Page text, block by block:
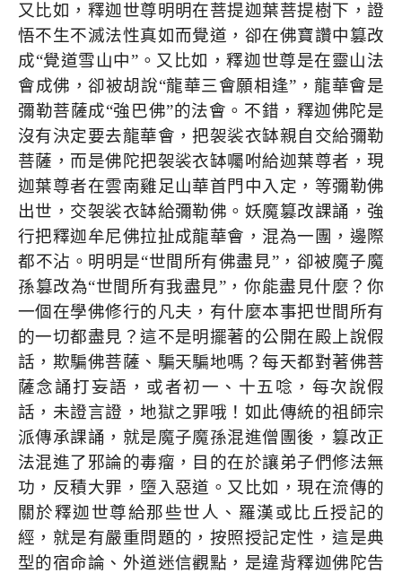
又比如，釋迦世尊明明在菩提迦葉菩提樹下，證
悟不生不滅法性真如而覺道，卻在佛寶讚中篡改
成“覺道雪山中”。又比如，釋迦世尊是在靈山法
會成佛，卻被胡說“龍華三會願相逢”，龍華會是
彌勒菩薩成“強巴佛”的法會。不錯，釋迦佛陀是
沒有決定要去龍華會，把袈裟衣缽親自交給彌勒
菩薩，而是佛陀把袈裟衣缽囑咐給迦葉尊者，現
迦葉尊者在雲南雞足山華首門中入定，等彌勒佛
出世，交袈裟衣缽給彌勒佛。妖魔篡改課誦，強
行把釋迦牟尼佛拉扯成龍華會，混為一團，邊際
都不沾。明明是“世間所有佛盡見”，卻被魔子魔
孫篡改為“世間所有我盡見”，你能盡見什麼？你
一個在學佛修行的凡夫，有什麼本事把世間所有
的一切都盡見？這不是明擺著的公開在殿上說假
話，欺騙佛菩薩、騙天騙地嗎？每天都對著佛菩
薩念誦打妄語，或者初一、十五唸，每次說假
話，未證言證，地獄之罪哦！如此傳統的祖師宗
派傳承課誦，就是魔子魔孫混進僧團後，篡改正
法混進了邪論的毒瘤，目的在於讓弟子們修法無
功，反積大罪，墮入惡道。又比如，現在流傳的
關於釋迦世尊給那些世人、羅漢或比丘授記的
經，就是有嚴重問題的，按照授記定性，這是典
型的宿命論、外道迷信觀點，是違背釋迦佛陀告